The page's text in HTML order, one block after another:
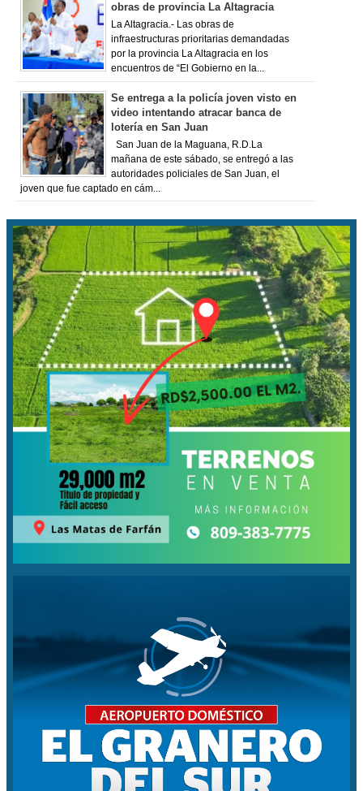
obras de provincia La Altagracia
La Altagracia.- Las obras de
infraestructuras prioritarias demandadas
por la provincia La Altagracia en los
encuentros de “El Gobierno en la...
Se entrega a la policía joven visto en
video intentando atracar banca de
lotería en San Juan
San Juan de la Maguana, R.D.La
mañana de este sábado, se entregó a las
autoridades policiales de San Juan, el
joven que fue captado en cám...